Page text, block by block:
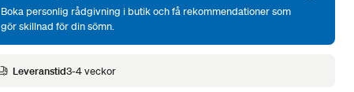
Boka personlig rådgivning i butik och få rekommendationer som
gör skillnad för din sömn.
Leveranstid3-4 veckor